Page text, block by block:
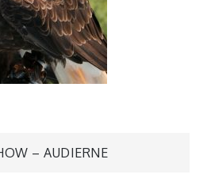
– AUDIERNE